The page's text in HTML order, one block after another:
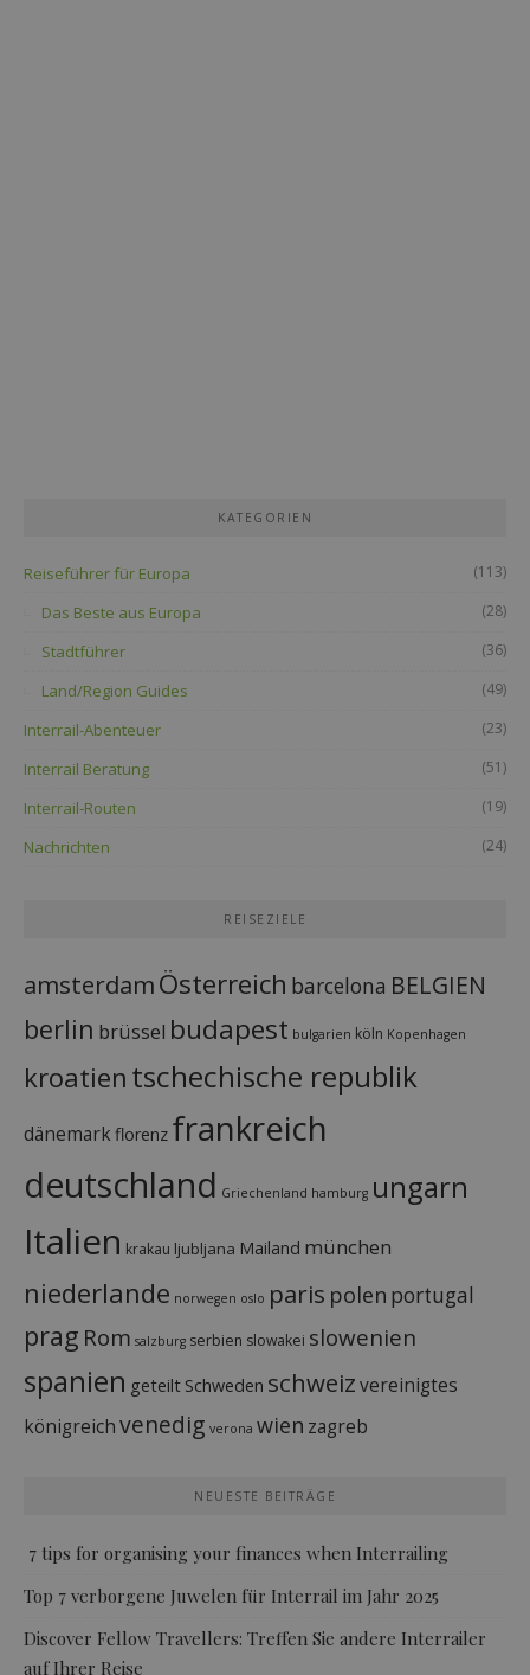
KATEGORIEN
Reiseführer für Europa (113)
Das Beste aus Europa (28)
Stadtführer (36)
Land/Region Guides (49)
Interrail-Abenteuer (23)
Interrail Beratung (51)
Interrail-Routen (19)
Nachrichten (24)
REISEZIELE
amsterdamÖsterreich barcelona BELGIEN
berlin brüssel budapest bulgarien köln Kopenhagen
kroatien tschechische republik
dänemark florenz frankreich
deutschland Griechenland hamburg ungarn
Italien krakau ljubljana Mailand münchen
niederlande norwegen oslo paris polen portugal
prag Rom salzburg serbien slowakei slowenien
spanien geteilt Schweden schweizvereinigtes
königreichvenedig verona wien zagreb
NEUESTE BEITRÄGE
7 tips for organising your finances when Interrailing
Top 7 verborgene Juwelen für Interrail im Jahr 2025
Discover Fellow Travellers: Treffen Sie andere Interrailer
auf Ihrer Reise